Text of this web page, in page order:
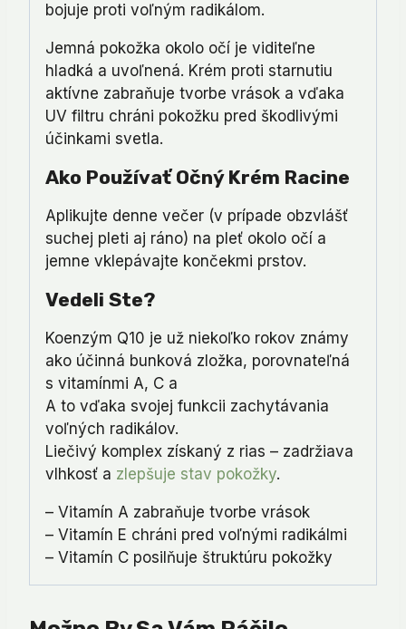
bojuje proti voľným radikálom.
Jemná pokožka okolo očí je viditeľne
hladká a uvoľnená. Krém proti starnutiu
aktívne zabraňuje tvorbe vrások a vďaka
UV filtru chráni pokožku pred škodlivými
účinkami svetla.
Ako Používať Očný Krém Racine
Aplikujte denne večer (v prípade obzvlášť
suchej pleti aj ráno) na pleť okolo očí a
jemne vklepávajte končekmi prstov.
Vedeli Ste?
Koenzým Q10 je už niekoľko rokov známy
ako účinná bunková zložka, porovnateľná
s vitamínmi A, C a
A to vďaka svojej funkcii zachytávania
voľných radikálov.
Liečivý komplex získaný z rias – zadržiava
vlhkosť a zlepšuje stav pokožky.
– Vitamín A zabraňuje tvorbe vrások
– Vitamín E chráni pred voľnými radikálmi
– Vitamín C posilňuje štruktúru pokožky